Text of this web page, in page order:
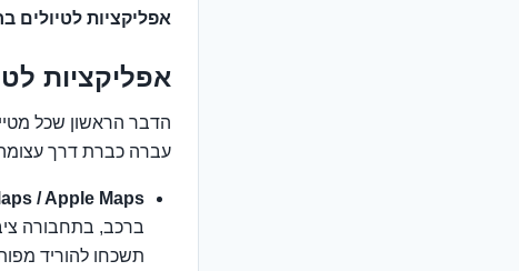
אפליקציות לטיולים
אפליקציות
הדבר הראשון שכל
עברה כברת דרך
/ Apple Maps:
ברכב, בתחבורה
תשכחו להוריד